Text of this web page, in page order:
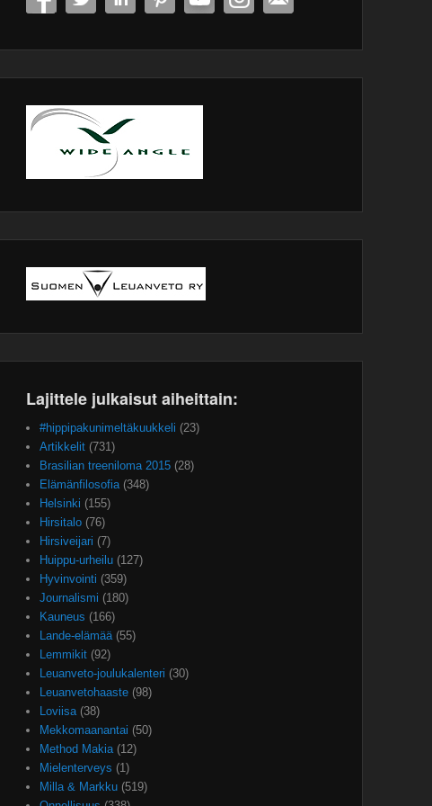
Lajittele julkaisut aiheittain:
#hippipakunimeltäkuukkeli (23)
Artikkelit (731)
Brasilian treeniloma 2015 (28)
Elämänfilosofia (348)
Helsinki (155)
Hirsitalo (76)
Hirsiveijari (7)
Huippu-urheilu (127)
Hyvinvointi (359)
Journalismi (180)
Kauneus (166)
Lande-elämää (55)
Lemmikit (92)
Leuanveto-joulukalenteri (30)
Leuanvetohaaste (98)
Loviisa (38)
Mekkomaanantai (50)
Method Makia (12)
Mielenterveys (1)
Milla & Markku (519)